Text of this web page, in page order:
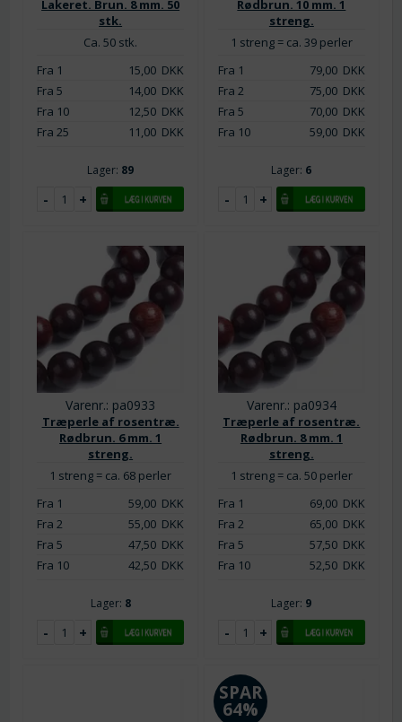
Lakeret. Brun. 8 mm. 50
stk.
Ca. 50 stk.
Fra 1
15,00DKK
Fra 5
14,00DKK
Fra 10
12,50DKK
Fra 25
11,00DKK
Lager: 89
Rødbrun. 10 mm. 1
streng.
1 streng = ca. 39 perler
Fra 1
79,00DKK
Fra 2
75,00DKK
Fra 5
70,00DKK
Fra 10
59,00DKK
Lager: 6
Varenr.: pa0933
Træperle af rosentræ.
Rødbrun. 6 mm. 1
streng.
1 streng = ca. 68 perler
Fra 1
59,00DKK
Fra 2
55,00DKK
Fra 5
47,50DKK
Fra 10
42,50DKK
Lager: 8
Varenr.: pa0934
Træperle af rosentræ.
Rødbrun. 8 mm. 1
streng.
1 streng = ca. 50 perler
Fra 1
69,00DKK
Fra 2
65,00DKK
Fra 5
57,50DKK
Fra 10
52,50DKK
Lager: 9
SPAR
64%